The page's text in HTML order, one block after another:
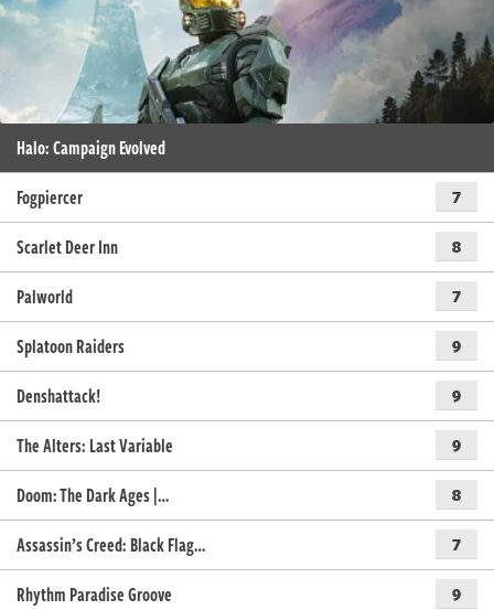
Halo: Campaign Evolved
Fogpiercer
7
Scarlet Deer Inn 8
Palworld 7
Splatoon Raiders 9
Denshattack! 9
The Alters: Last Variable 9
Doom: The Dark Ages |… 8
Assassin’s Creed: Black Flag… 7
Rhythm Paradise Groove 9